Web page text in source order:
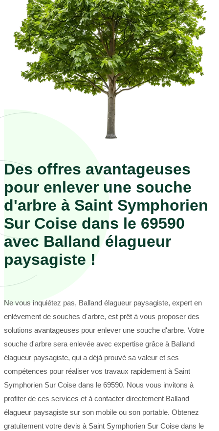
Des offres avantageuses
pour enlever une souche
d'arbre à Saint Symphorien
Sur Coise dans le 69590
avec Balland élagueur
paysagiste !
Ne vous inquiétez pas, Balland élagueur paysagiste, expert en
enlèvement de souches d'arbre, est prêt à vous proposer des
solutions avantageuses pour enlever une souche d'arbre. Votre
souche d'arbre sera enlevée avec expertise grâce à Balland
élagueur paysagiste, qui a déjà prouvé sa valeur et ses
compétences pour réaliser vos travaux rapidement à Saint
Symphorien Sur Coise dans le 69590. Nous vous invitons à
profiter de ces services et à contacter directement Balland
élagueur paysagiste sur son mobile ou son portable. Obtenez
gratuitement votre devis à Saint Symphorien Sur Coise dans le